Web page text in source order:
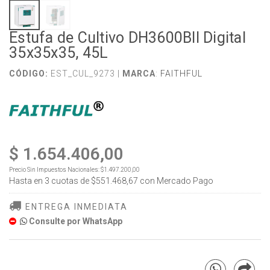
Estufa de Cultivo DH3600BII Digital
35x35x35, 45L
CÓDIGO: EST_CUL_9273 | MARCA: FAITHFUL
$ 1.654.406,00
Precio Sin Impuestos Nacionales:$1.497.200,00
Hasta en 3 cuotas de $551.468,67 con Mercado Pago
ENTREGA INMEDIATA
Consulte por WhatsApp